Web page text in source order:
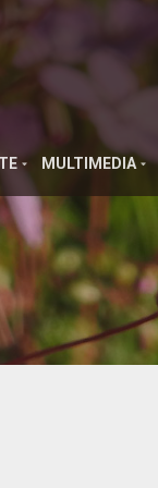
MULTIMEDIA